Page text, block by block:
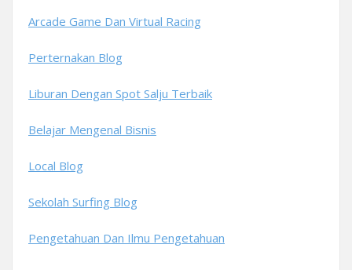
Arcade Game Dan Virtual Racing
Perternakan Blog
Liburan Dengan Spot Salju Terbaik
Belajar Mengenal Bisnis
Local Blog
Sekolah Surfing Blog
Pengetahuan Dan Ilmu Pengetahuan